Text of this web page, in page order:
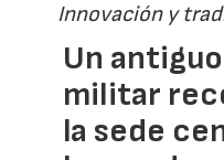
Innovación y
Un
militar
la sede